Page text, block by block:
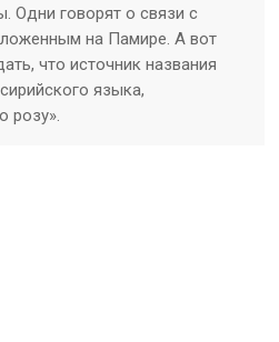
Одни говорят о связи с
на Памире. А вот
что источник названия
языка,
розу».